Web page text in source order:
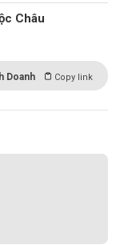
Châu
Doanh Copy link